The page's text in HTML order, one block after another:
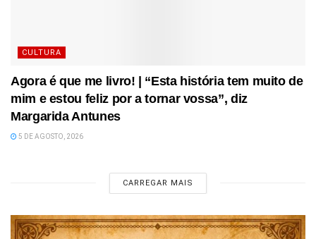
CULTURA
Agora é que me livro! | “Esta história tem muito de
mim e estou feliz por a tornar vossa”, diz
Margarida Antunes
5 DE AGOSTO, 2026
CARREGAR MAIS